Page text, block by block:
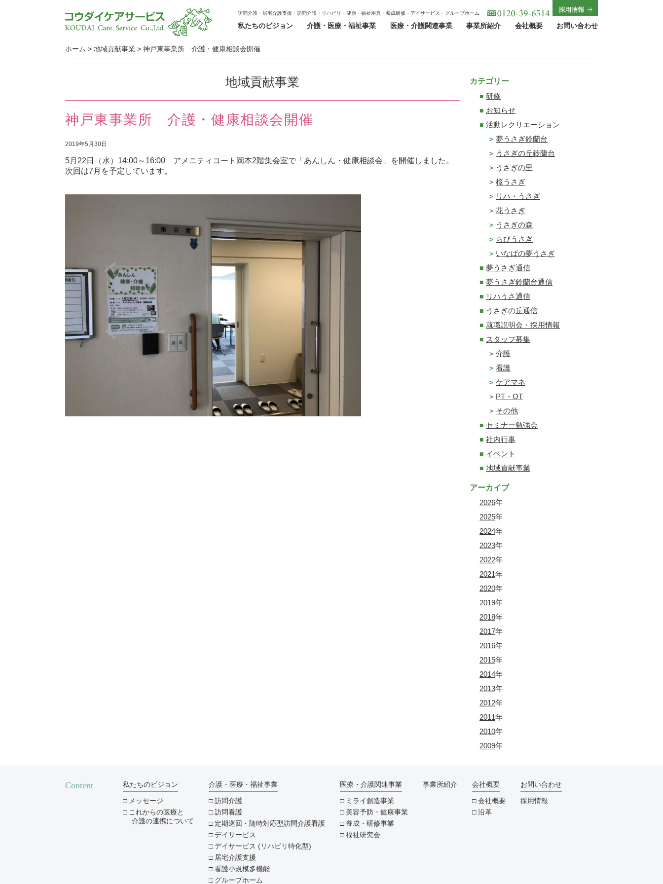
訪問介護・居宅介護支援・訪問介護・リハビリ・健康・福祉用具・養成研修・デイサービス・グループホーム
私たちのビジョン 介護・医療・福祉事業 医療・介護関連事業 事業所紹介 会社概要 お問い合わせ
ホーム > 地域貢献事業 > 神戸東事業所 介護・健康相談会開催
地域貢献事業
神戸東事業所 介護・健康相談会開催
2019年5月30日
5月22日（水）14:00～16:00 アメニティコート岡本2階集会室で「あんしん・健康相談会」を開催しました。
次回は7月を予定しています。
カテゴリー
研修
お知らせ
活動レクリエーション
夢うさぎ鈴蘭台
うさぎの丘鈴蘭台
うさぎの里
桜うさぎ
リハ・うさぎ
花うさぎ
うさぎの森
ちびうさぎ
いなばの夢うさぎ
夢うさぎ通信
夢うさぎ鈴蘭台通信
リハうさ通信
うさぎの丘通信
就職説明会・採用情報
スタッフ募集
介護
看護
ケアマネ
PT・OT
その他
セミナー勉強会
社内行事
イベント
地域貢献事業
アーカイブ
2026年
2025年
2024年
2023年
2022年
2021年
2020年
2019年
2018年
2017年
2016年
2015年
2014年
2013年
2012年
2011年
2010年
2009年
Content 私たちのビジョン
メッセージ
これからの医療と
介護の連携について
介護・医療・福祉事業
訪問介護
訪問看護
定期巡回・随時対応型訪問介護看護
デイサービス
デイサービス (リハビリ特化型)
居宅介護支援
看護小規模多機能
グループホーム
医療・介護関連事業
ミライ創造事業
美容予防・健康事業
養成・研修事業
福祉研究会
事業所紹介 会社概要
会社概要
沿革
お問い合わせ
採用情報